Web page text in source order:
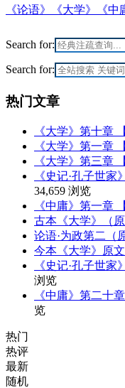
《论语》《大学》《
Search for:
Search for:
热门文章
《大学》第十章
《大学》第一章
《大学》第三章
《史记·孔子世
34,659 浏览
《中庸》第一章
古本《大学》（
论语·为政第二（
今本《大学》原
《史记·孔子世
浏览
《中庸》第二十
览
热门
热评
最新
随机